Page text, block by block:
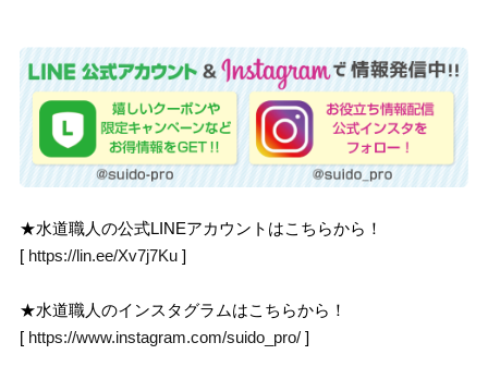
★水道職人の公式LINEアカウントはこちらから！
[ https://lin.ee/Xv7j7Ku ]
★水道職人のインスタグラムはこちらから！
[ https://www.instagram.com/suido_pro/ ]